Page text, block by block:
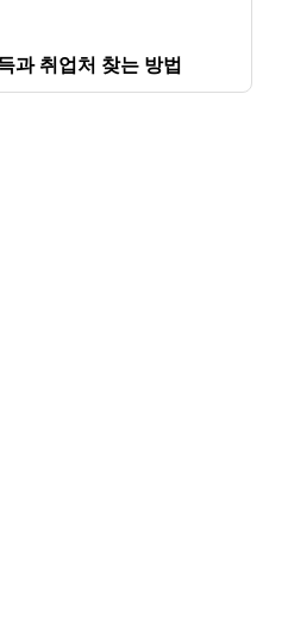
과 취업처 찾는 방법